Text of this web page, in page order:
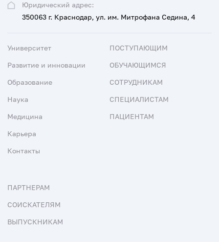
Юридический адрес:
350063 г. Краснодар, ул. им. Митрофана Седина, 4
Университет
Развитие и инновации
Образование
Наука
Медицина
Карьера
Контакты
ПОСТУПАЮЩИМ
ОБУЧАЮЩИМСЯ
СОТРУДНИКАМ
СПЕЦИАЛИСТАМ
ПАЦИЕНТАМ
ПАРТНЕРАМ
СОИСКАТЕЛЯМ
ВЫПУСКНИКАМ